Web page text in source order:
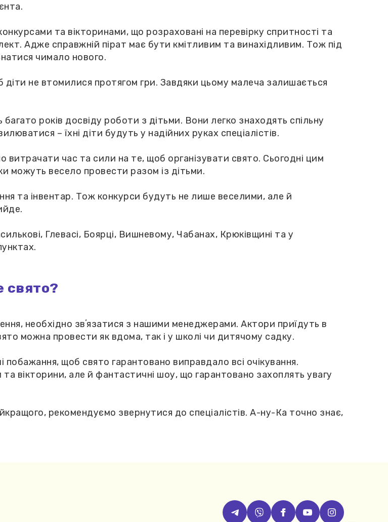
та вікторинами, що розраховані на перевірку спритності та
Адже справжній пірат має бути кмітливим та винахідливим. Тож під
чимало нового.
діти не втомилися протягом гри. Завдяки цьому малеча залишається
років досвіду роботи з дітьми. Вони легко знаходять спільну
– їхні діти будуть у надійних руках спеціалістів.
витрачати час та сили на те, щоб організувати свято. Сьогодні цим
можуть весело провести разом із дітьми.
та інвентар. Тож конкурси будуть не лише веселими, але й
Глевасі, Боярці, Вишневому, Чабанах, Крюківщині та у
свято?
необхідно звʼязатися з нашими менеджерами. Актори приїдуть в
можна провести як вдома, так і у школі чи дитячому садку.
побажання, щоб свято гарантовано виправдало всі очікування.
вікторини, але й фантастичні шоу, що гарантовано захоплять увагу
рекомендуємо звернутися до спеціалістів. А-ну-Ка точно знає,